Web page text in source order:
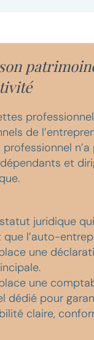
de
et
juridique
que l’auto-
une
une
dédié pour
claire,